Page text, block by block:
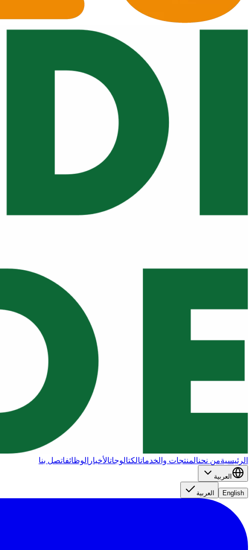
الرئيسيةمن نحنالمنتجات والخدماتالكتالوجاتالأخبار الوظائفاتصل بنا
العربية
English العربية